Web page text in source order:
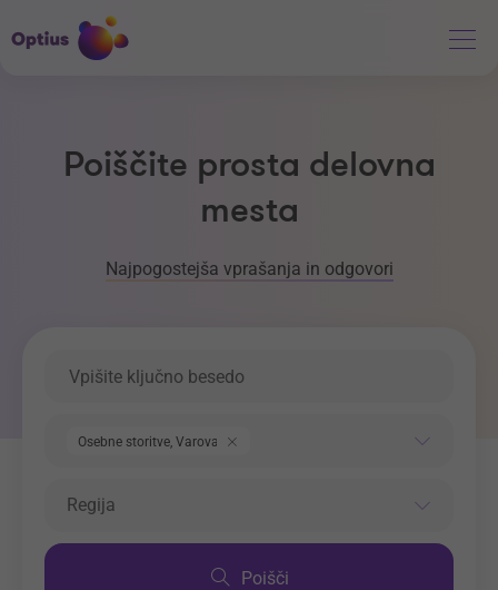
Poiščite prosta delovna
mesta
Najpogostejša vprašanja in odgovori
Osebne storitve, Varovanje
Regija
Poišči